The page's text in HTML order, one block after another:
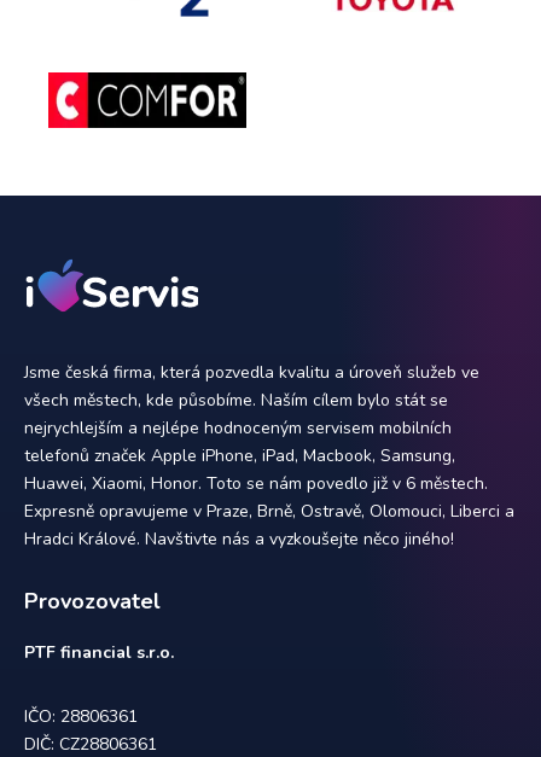
Jsme česká firma, která pozvedla kvalitu a úroveň služeb ve
všech městech, kde působíme. Naším cílem bylo stát se
nejrychlejším a nejlépe hodnoceným servisem mobilních
telefonů značek Apple iPhone, iPad, Macbook, Samsung,
Huawei, Xiaomi, Honor. Toto se nám povedlo již v 6 městech.
Expresně opravujeme v Praze, Brně, Ostravě, Olomouci, Liberci a
Hradci Králové. Navštivte nás a vyzkoušejte něco jiného!
Provozovatel
PTF financial s.r.o.
IČO: 28806361
DIČ: CZ28806361